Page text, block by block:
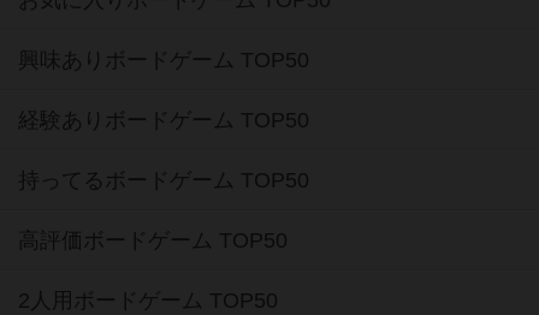
興味ありボードゲーム TOP50
経験ありボードゲーム TOP50
持ってるボードゲーム TOP50
高評価ボードゲーム TOP50
2人用ボードゲーム TOP50